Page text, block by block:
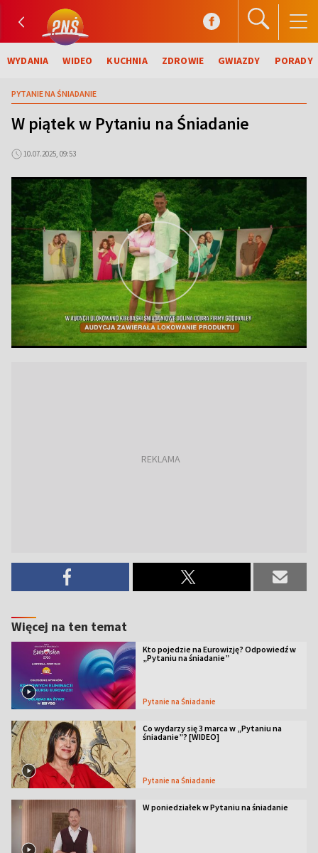
WYDANIA WIDEO KUCHNIA ZDROWIE GWIAZDY PORADY
PYTANIE NA ŚNIADANIE
W piątek w Pytaniu na Śniadanie
10.07.2025, 09:53
Więcej na ten temat
Kto pojedzie na Eurowizję? Odpowiedź w
„Pytaniu na śniadanie”
Pytanie na Śniadanie
Co wydarzy się 3 marca w „Pytaniu na
śniadanie”? [WIDEO]
Pytanie na Śniadanie
W poniedziałek w Pytaniu na śniadanie